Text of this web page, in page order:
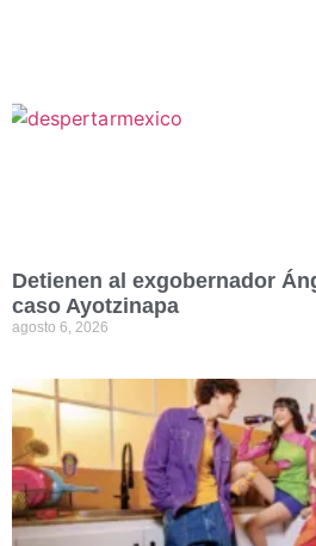
Detienen al exgobernador
caso Ayotzinapa
agosto 6, 2026